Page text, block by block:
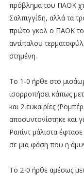
πρόβλημα του ΠΑΟΚ
Σαλπιγγίδη, αλλά τα
πρώτο γκολ ο ΠΑΟΚ το
αντίπαλου
στημένη.
Το 1-0 ήρθε στο
ισορροπήσει κάπως
και 2 ευκαιρίες
αποσυντονίστηκε και
Ραπίντ μάλιστα
σε μια φάση που η
Το 2-0 ήρθε αμέσως